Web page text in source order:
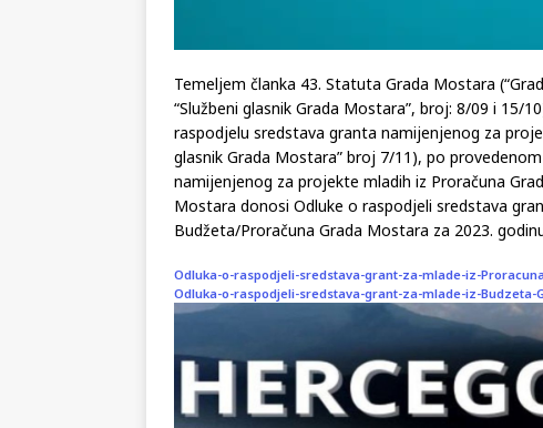
Temeljem članka 43. Statuta Grada Mostara
“Službeni glasnik Grada Mostara”, broj: 8/09 i 15/
raspodjelu sredstava granta namijenjenog za
glasnik Grada Mostara” broj 7/11), po
namijenjenog za projekte mladih iz Proračuna
Mostara donosi Odluke o raspodjeli sredstava
Budžeta/Proračuna Grada Mostara za 2023.
Odluka-o-raspodjeli-sredstava-grant-za-mlade-iz-
Odluka-o-raspodjeli-sredstava-grant-za-mlade-iz-Budzeta-